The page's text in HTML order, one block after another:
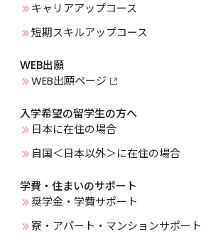
キャリアアップコース
短期スキルアップコース
WEB出願
WEB出願ページ
入学希望の留学生の方へ
日本に在住の場合
自国＜日本以外＞に在住の場合
学費・住まいのサポート
奨学金・学費サポート
寮・アパート・マンションサポート